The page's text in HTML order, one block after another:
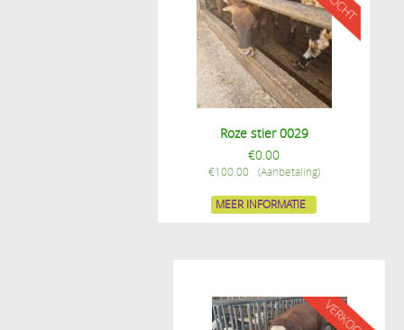
Roze stier 0029
€0.00
€100.00
MEER INFORMATIE